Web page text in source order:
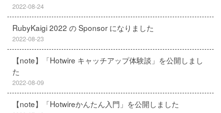
2022-08-24
RubyKaigi 2022 の Sponsor になりました
2022-08-23
【note】「Hotwire キャッチアップ体験談」を公開しまし
た
2022-08-09
【note】「Hotwireかんたん入門」を公開しました